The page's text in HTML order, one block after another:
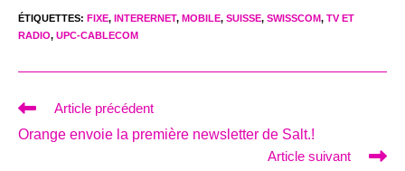
ÉTIQUETTES: FIXE, INTERERNET, MOBILE, SUISSE, SWISSCOM, TV ET
RADIO, UPC-CABLECOM
Read
articles
Article précédent
Orange envoie la première newsletter de Salt.!
Article suivant